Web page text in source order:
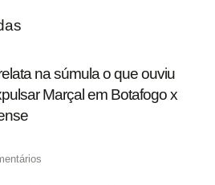
na súmula o que ouviu
Marçal em Botafogo x